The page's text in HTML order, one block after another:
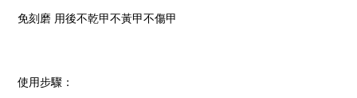
免刻磨 用後不乾甲不黃甲不傷甲
使用步驟：